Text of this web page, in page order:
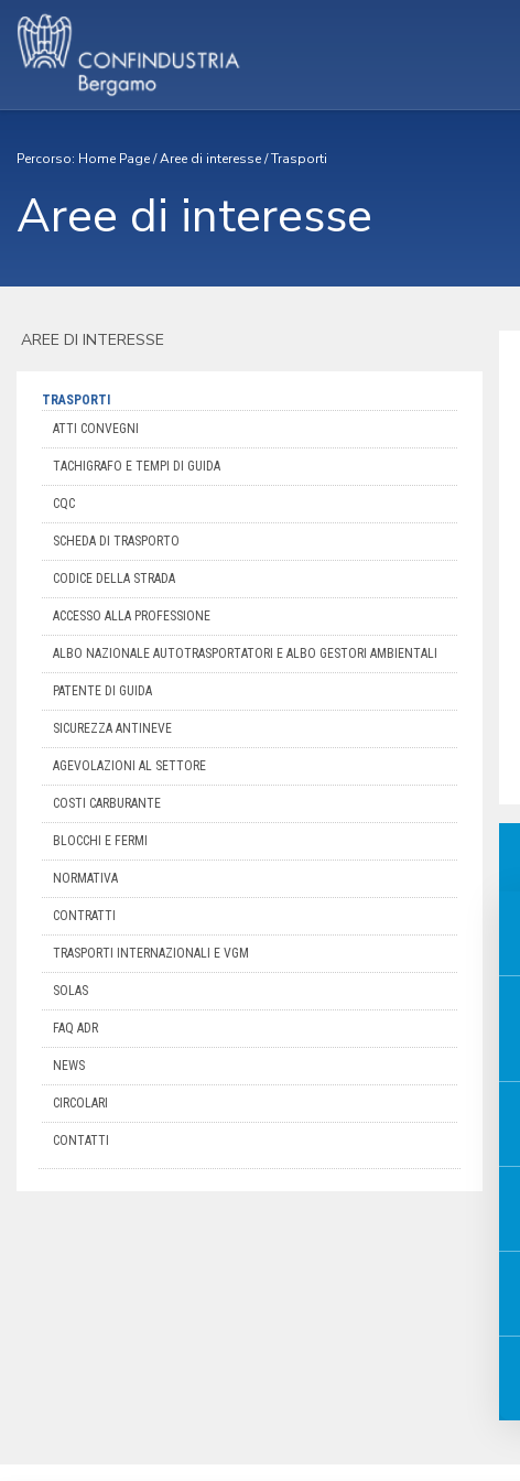
Percorso: Home Page/Aree di interesse/Trasporti
Aree di interesse
AREE DI INTERESSE
TRASPORTI
ATTI CONVEGNI
TACHIGRAFO E TEMPI DI GUIDA
CQC
SCHEDA DI TRASPORTO
CODICE DELLA STRADA
ACCESSO ALLA PROFESSIONE
ALBO NAZIONALE AUTOTRASPORTATORI E ALBO GESTORI AMBIENTALI
PATENTE DI GUIDA
SICUREZZA ANTINEVE
AGEVOLAZIONI AL SETTORE
COSTI CARBURANTE
BLOCCHI E FERMI
NORMATIVA
CONTRATTI
TRASPORTI INTERNAZIONALI E VGM
SOLAS
FAQ ADR
NEWS
CIRCOLARI
CONTATTI